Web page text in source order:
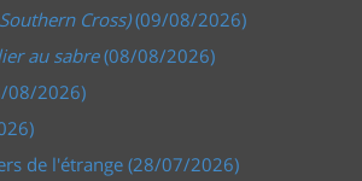
Cross)(09/08/2026)
au sabre(08/08/2026)
08/2026)
de l'étrange (28/07/2026)